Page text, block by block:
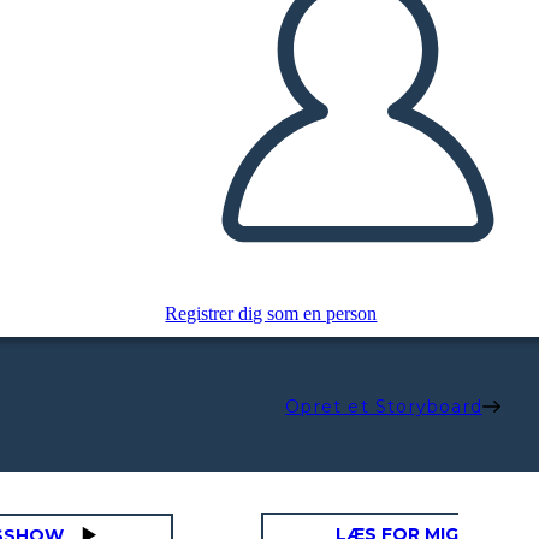
Registrer dig som en person
Opret et Storyboard
LÆS FOR MIG